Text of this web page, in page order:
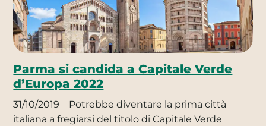
Parma si candida a Capitale Verde
d’Europa 2022
31/10/2019
Potrebbe diventare la prima città
italiana a fregiarsi del titolo di Capitale Verde